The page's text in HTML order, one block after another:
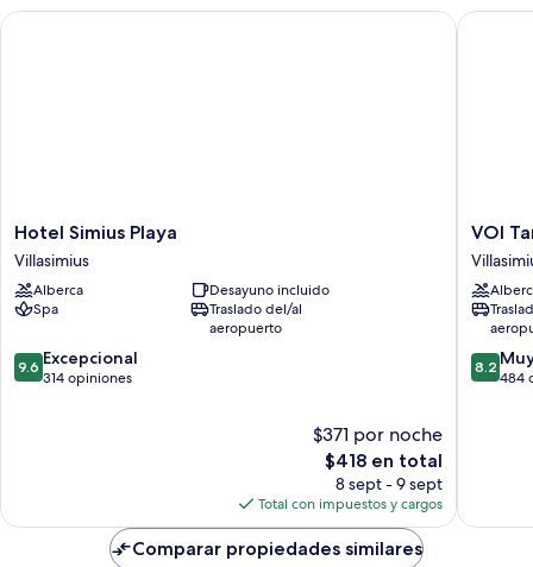
Hotel
Simius
Playa
Villasimius
Hotel Simius Playa
Villasimius
Alberca
Desayuno incluido
Spa
Traslado del/al
aeropuerto
9.6
de
9.6 Excepcional
314 opiniones
$371 por noche
El
precio
actual
es
de
$418 en total
8 sept - 9 sept
Total con impuestos y cargos
Hotel Simius Playa
VOI
Tanka
Village
VOI
8.2
de
8.2
484
VOI
Comparar propiedades similares